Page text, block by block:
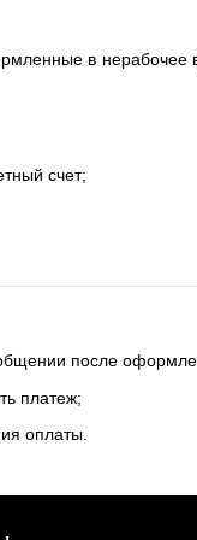
в нерабочее
счет;
после
платеж;
оплаты.